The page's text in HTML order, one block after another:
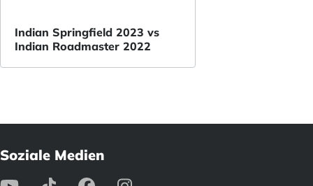
Indian Springfield 2023 vs
Indian Roadmaster 2022
Soziale Medien